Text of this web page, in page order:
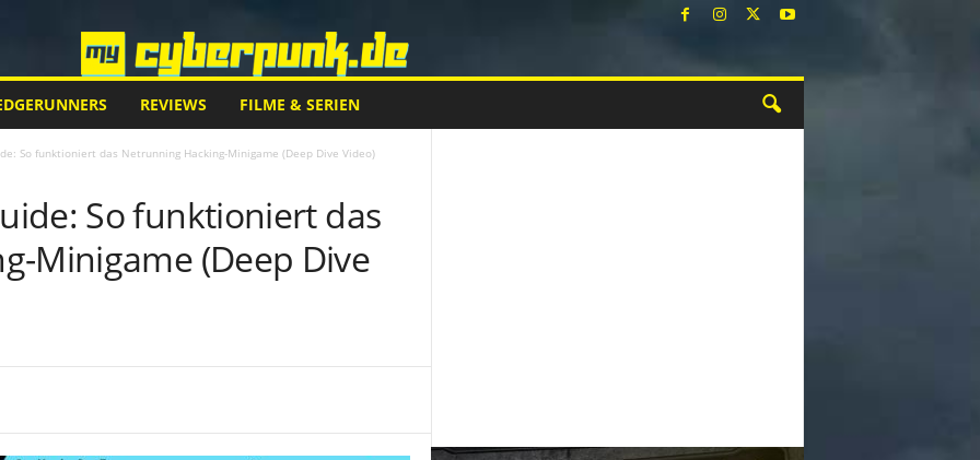
REVIEWS FILME & SERIEN
So funktioniert das Netrunning Hacking-Minigame (Deep Dive Video)
So funktioniert das
Minigame (Deep Dive